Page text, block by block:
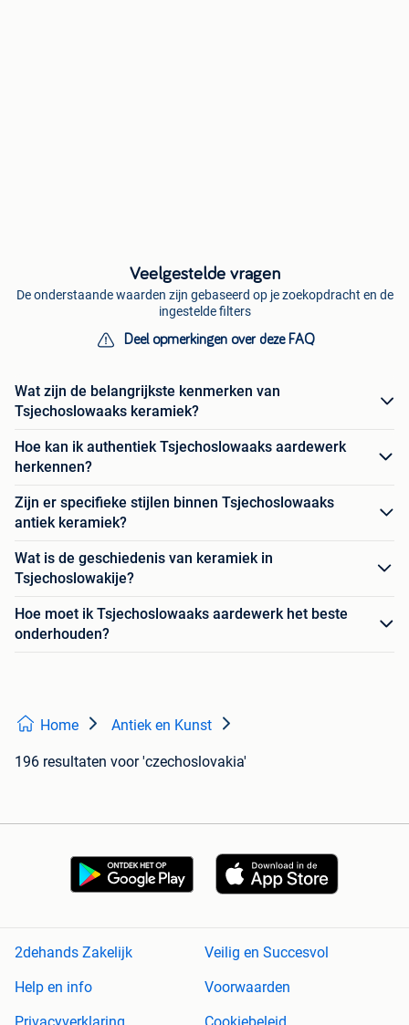
Veelgestelde vragen
De onderstaande waarden zijn gebaseerd op je zoekopdracht en de
ingestelde filters
Deel opmerkingen over deze FAQ
Wat zijn de belangrijkste kenmerken van
Tsjechoslowaaks keramiek?
Hoe kan ik authentiek Tsjechoslowaaks aardewerk
herkennen?
Zijn er specifieke stijlen binnen Tsjechoslowaaks
antiek keramiek?
Wat is de geschiedenis van keramiek in
Tsjechoslowakije?
Hoe moet ik Tsjechoslowaaks aardewerk het beste
onderhouden?
Home Antiek en Kunst
196 resultaten voor 'czechoslovakia'
2dehands Zakelijk
Veilig en Succesvol
Help en info
Voorwaarden